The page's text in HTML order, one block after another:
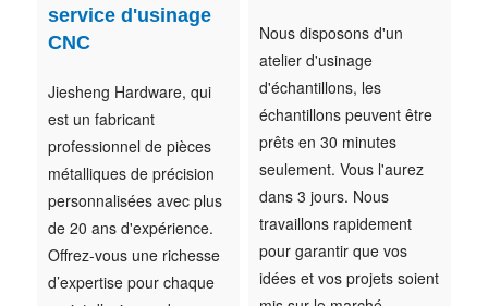
service d'usinage
CNC
Jiesheng Hardware, qui
est un fabricant
professionnel de pièces
métalliques de précision
personnalisées avec plus
de 20 ans d'expérience.
Offrez-vous une richesse
d’expertise pour chaque
Nous disposons d'un
atelier d'usinage
d'échantillons, les
échantillons peuvent être
prêts en 30 minutes
seulement. Vous l'aurez
dans 3 jours. Nous
travaillons rapidement
pour garantir que vos
idées et vos projets soient